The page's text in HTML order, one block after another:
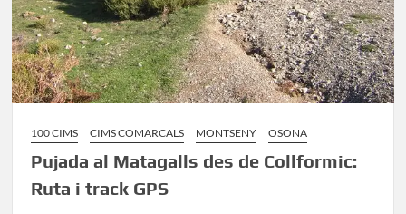
100 CIMS CIMS COMARCALS MONTSENY OSONA
Pujada al Matagalls des de Collformic:
Ruta i track GPS